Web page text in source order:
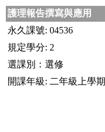
護理報告撰寫與應用
永久課號: 04536
規定學分: 2
選課別：選修
開課年級: 二年級上學期